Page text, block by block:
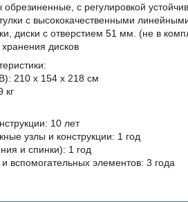
с регулировкой
с высококачественными
диски с отверстием 51 мм. (не в
дисков
210 x 154 x 218 см
кг
10 лет
узлы и конструкции: 1 год
и спинки): 1 год
вспомогательных элементов: 3 года